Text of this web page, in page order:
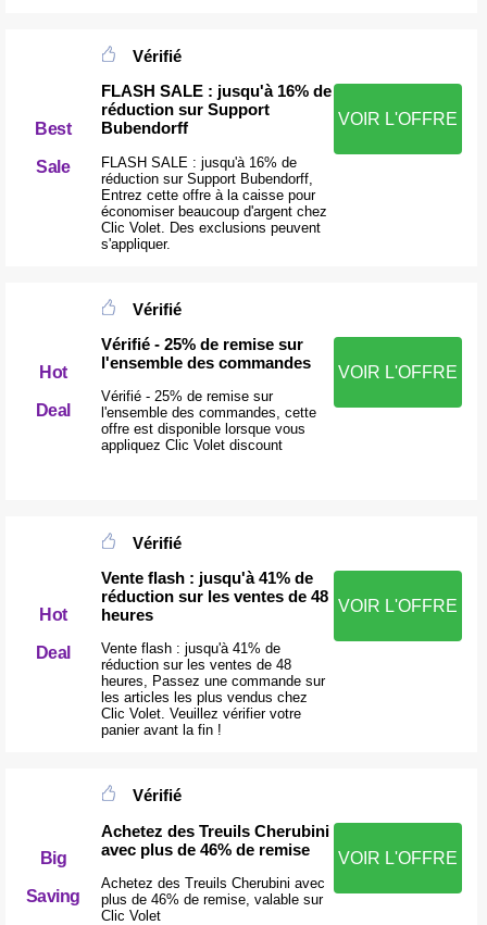
Best
Sale
Vérifié
FLASH SALE : jusqu'à 16% de
réduction sur Support
Bubendorff
FLASH SALE : jusqu'à 16% de
réduction sur Support Bubendorff,
Entrez cette offre à la caisse pour
économiser beaucoup d'argent chez
Clic Volet. Des exclusions peuvent
s'appliquer.
VOIR L'OFFRE
Hot
Deal
Vérifié
Vérifié - 25% de remise sur
l'ensemble des commandes
Vérifié - 25% de remise sur
l'ensemble des commandes, cette
offre est disponible lorsque vous
appliquez Clic Volet discount
VOIR L'OFFRE
Hot
Deal
Vérifié
Vente flash : jusqu'à 41% de
réduction sur les ventes de 48
heures
Vente flash : jusqu'à 41% de
réduction sur les ventes de 48
heures, Passez une commande sur
les articles les plus vendus chez
Clic Volet. Veuillez vérifier votre
panier avant la fin !
VOIR L'OFFRE
Big
Saving
Vérifié
Achetez des Treuils Cherubini
avec plus de 46% de remise
Achetez des Treuils Cherubini avec
plus de 46% de remise, valable sur
Clic Volet
VOIR L'OFFRE